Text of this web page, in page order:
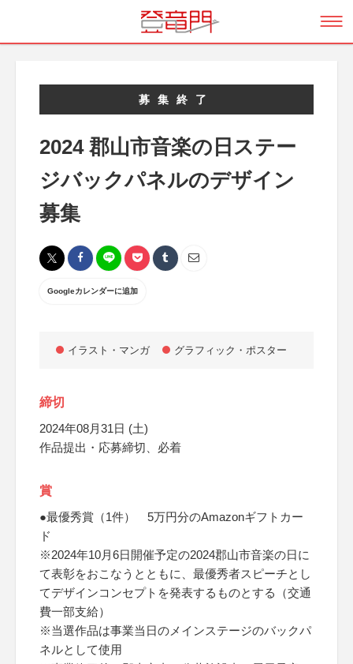
募集終了
2024 郡山市音楽の日ステー
ジバックパネルのデザイン
募集
Googleカレンダーに追加
イラスト・マンガ グラフィック・ポスター
締切
2024年08月31日 (土)
作品提出・応募締切、必着
賞
●最優秀賞（1件） 5万円分のAmazonギフトカー
ド
※2024年10月6日開催予定の2024郡山市音楽の日に
て表彰をおこなうとともに、最優秀者スピーチとし
てデザインコンセプトを発表するものとする（交通
費一部支給）
※当選作品は事業当日のメインステージのバックパ
ネルとして使用